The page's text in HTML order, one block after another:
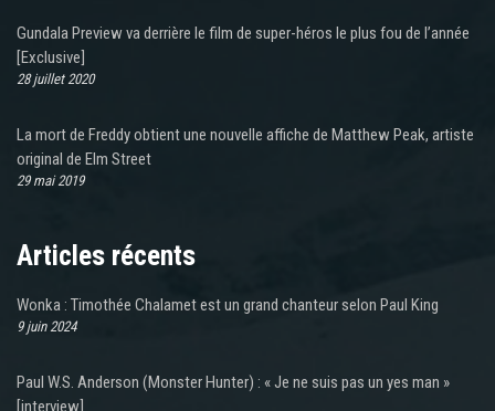
Gundala Preview va derrière le film de super-héros le plus fou de l’année
[Exclusive]
28 juillet 2020
La mort de Freddy obtient une nouvelle affiche de Matthew Peak, artiste
original de Elm Street
29 mai 2019
Articles récents
Wonka : Timothée Chalamet est un grand chanteur selon Paul King
9 juin 2024
Paul W.S. Anderson (Monster Hunter) : « Je ne suis pas un yes man »
[interview]